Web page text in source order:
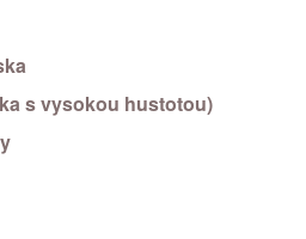
s vysokou hustotou)